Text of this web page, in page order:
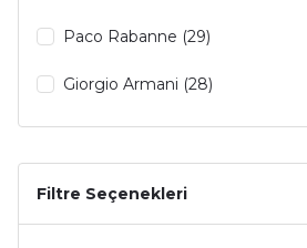
Paco Rabanne (29)
Giorgio Armani (28)
Bvlgari (25)
Dior (24)
Filtre Seçenekleri